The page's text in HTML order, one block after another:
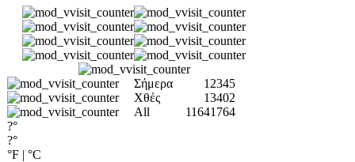
Σήμερα
12345
Χθές
13402
All
11641764
?°
?°
°F | °C